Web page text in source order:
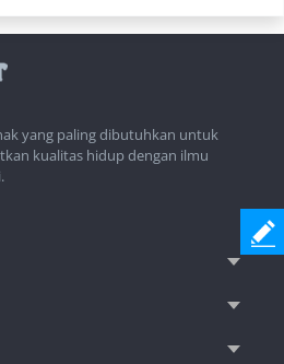
yang paling dibutuhkan untuk
kualitas hidup dengan ilmu